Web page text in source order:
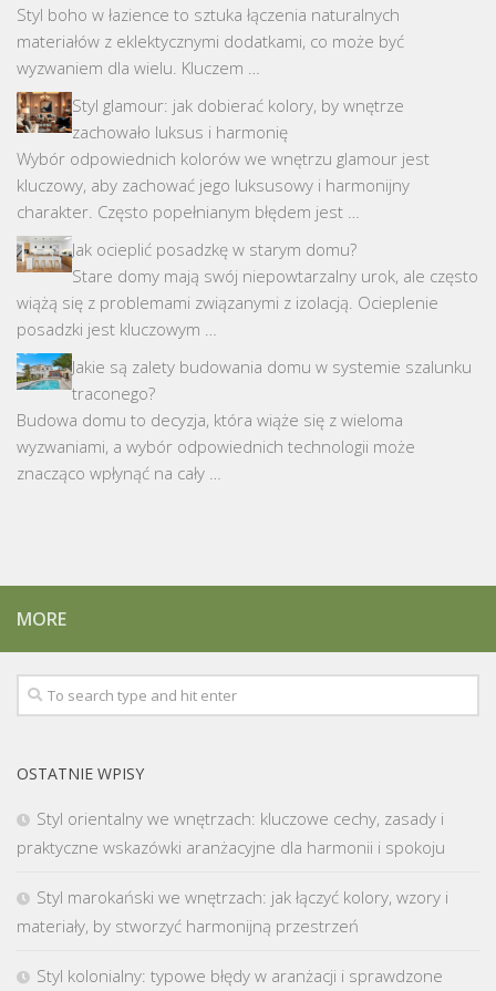
Styl boho w łazience to sztuka łączenia naturalnych
materiałów z eklektycznymi dodatkami, co może być
wyzwaniem dla wielu. Kluczem …
Styl glamour: jak dobierać kolory, by wnętrze
zachowało luksus i harmonię
Wybór odpowiednich kolorów we wnętrzu glamour jest
kluczowy, aby zachować jego luksusowy i harmonijny
charakter. Często popełnianym błędem jest …
Jak ocieplić posadzkę w starym domu?
Stare domy mają swój niepowtarzalny urok, ale często
wiążą się z problemami związanymi z izolacją. Ocieplenie
posadzki jest kluczowym …
Jakie są zalety budowania domu w systemie szalunku
traconego?
Budowa domu to decyzja, która wiąże się z wieloma
wyzwaniami, a wybór odpowiednich technologii może
znacząco wpłynąć na cały …
MORE
OSTATNIE WPISY
Styl orientalny we wnętrzach: kluczowe cechy, zasady i
praktyczne wskazówki aranżacyjne dla harmonii i spokoju
Styl marokański we wnętrzach: jak łączyć kolory, wzory i
materiały, by stworzyć harmonijną przestrzeń
Styl kolonialny: typowe błędy w aranżacji i sprawdzone